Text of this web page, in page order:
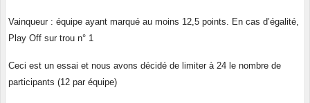
Vainqueur : équipe ayant marqué au moins 12,5 points. En cas d’égalité,
Play Off sur trou n° 1
Ceci est un essai et nous avons décidé de limiter à 24 le nombre de
participants (12 par équipe)